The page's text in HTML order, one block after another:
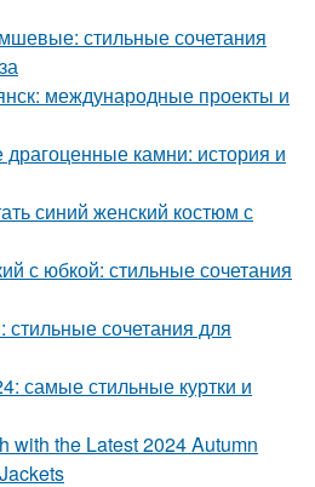
стильные сочетания
международные проекты и
камни: история и
синий женский костюм с
с юбкой: стильные сочетания
сочетания для
самые стильные куртки и
with the Latest 2024 Autumn